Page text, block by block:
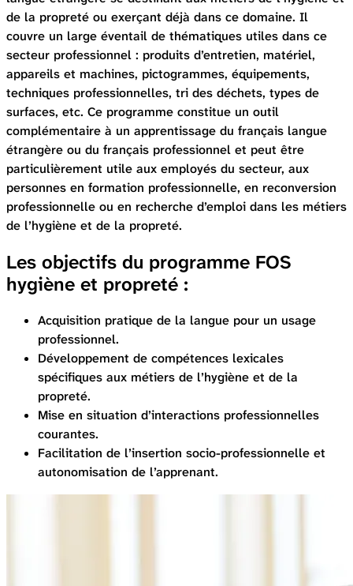
de la propreté ou exerçant déjà dans ce domaine. Il
couvre un large éventail de thématiques utiles dans ce
secteur professionnel : produits d’entretien, matériel,
appareils et machines, pictogrammes, équipements,
techniques professionnelles, tri des déchets, types de
surfaces, etc. Ce programme constitue un outil
complémentaire à un apprentissage du français langue
étrangère ou du français professionnel et peut être
particulièrement utile aux employés du secteur, aux
personnes en formation professionnelle, en reconversion
professionnelle ou en recherche d’emploi dans les métiers
de l’hygiène et de la propreté.
Les objectifs du programme FOS
hygiène et propreté :
Acquisition pratique de la langue pour un usage
professionnel.
Développement de compétences lexicales
spécifiques aux métiers de l’hygiène et de la
propreté.
Mise en situation d’interactions professionnelles
courantes.
Facilitation de l’insertion socio-professionnelle et
autonomisation de l’apprenant.